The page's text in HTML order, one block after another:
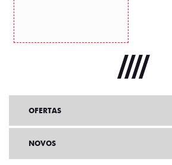
OFERTAS
NOVOS